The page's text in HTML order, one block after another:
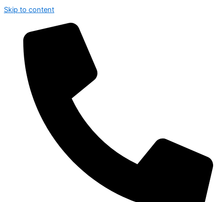
Skip to content